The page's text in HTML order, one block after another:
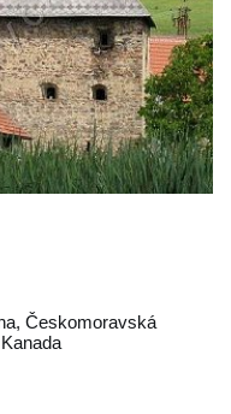
, Českomoravská